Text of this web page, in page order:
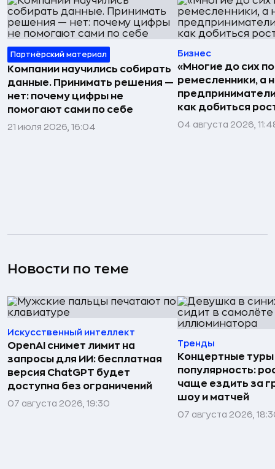
Партнёрский материал
Компании научились собирать
данные. Принимать решения —
нет: почему цифры не
помогают сами по себе
21 июля 2026, 16:04
Бизнес
«Многие до сих
ремесленники, а
как добиться
04 августа 2026,
Новости по теме
Искусственный интеллект
OpenAI снимет лимит на
запросы для ИИ: бесплатная
версия ChatGPT будет
доступна без ограничений
07 августа 2026, 19:30
Тренды
Концертные
популярность:
чаще ездить за
шоу и матчей
07 августа 2026,